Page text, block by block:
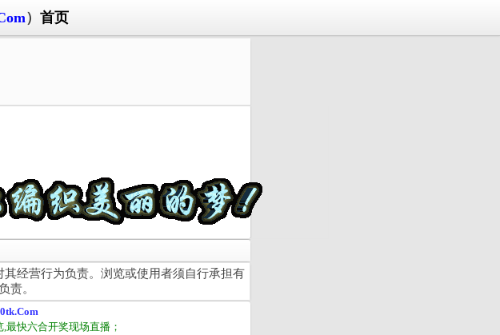
） 首页
经营行为负责。浏览或使用者须自行承担有
责。
快六合开奖现场直播；